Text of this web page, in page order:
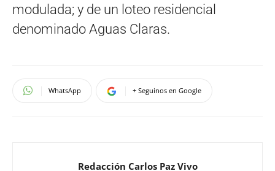
modulada; y de un loteo residencial
denominado Aguas Claras.
WhatsApp + Seguinos en Google
Redacción Carlos Paz Vivo